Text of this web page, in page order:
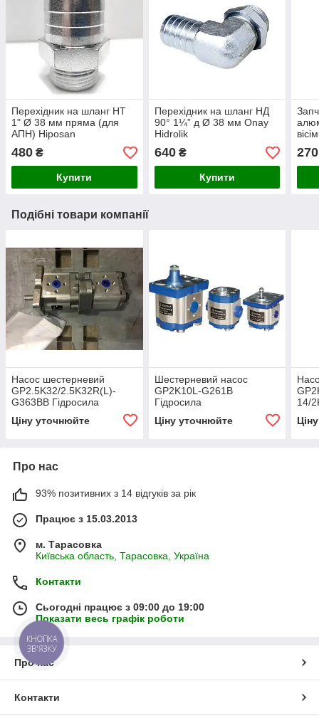
Перехідник на шланг НТ
1" Ø 38 мм пряма (для
АПН) Hiposan
480 ₴
Купити
Перехідник на шланг НД
90° 1¼” д Ø 38 мм Onay
Hidrolik
640₴
Купити
270
Подібні товари компанії
Насос шестерневий
GP2.5K32/2.5K32R(L)-
G363BB Гідросила
Ціну уточнюйте
Шестерневий насос
GP2K10L-G261B
Гідросила
Ціну уточнюйте
14/
Про нас
93% позитивних з 14 відгуків за рік
Працює з 15.03.2013
м. Тарасовка
Київська область, Тарасовка, Україна
Контакти
Сьогодні працює з 09:00 до 19:00
Показати весь графік роботи
Про нас
Контакти
КНОПКА
ЗВ'ЯЗКУ